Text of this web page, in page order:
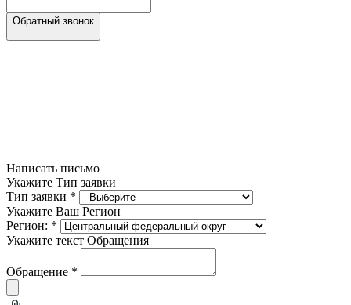
Обратный звонок
Написать письмо
Укажите Тип заявки
Тип заявки *
Укажите Ваш Регион
Регион: *
Укажите текст Обращения
Обращение *